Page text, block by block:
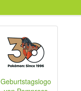
Geburtstagslogo